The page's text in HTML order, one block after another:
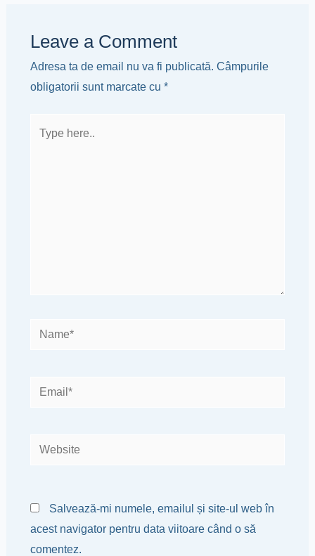
Leave a Comment
Adresa ta de email nu va fi publicată. Câmpurile
obligatorii sunt marcate cu *
Name*
Email*
Website
Salvează-mi numele, emailul și site-ul web în
acest navigator pentru data viitoare când o să
comentez.